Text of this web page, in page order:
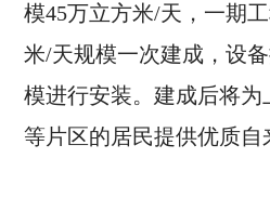
模45万立方米/天，一期
米/天规模一次建成，设
模进行安装。建成后将为
等片区的居民提供优质自